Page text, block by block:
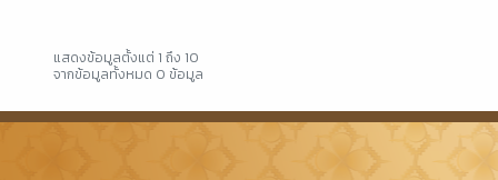
แสดงข้อมูลตั้งแต่ 1 ถึง 10
จากข้อมูลทั้งหมด 0 ข้อมูล